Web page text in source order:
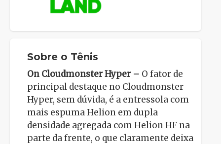
Sobre o Tênis
On Cloudmonster Hyper – O fator de
principal destaque no Cloudmonster
Hyper, sem dúvida, é a entressola com
mais espuma Helion em dupla
densidade agregada com Helion HF na
parte da frente, o que claramente deixa